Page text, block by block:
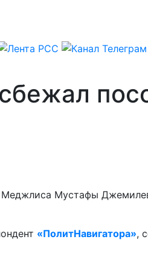
Мустафы
«ПолитНавигатора»,